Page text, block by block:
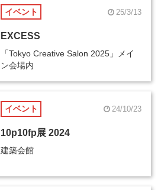
イベント 25/3/13
EXCESS
「Tokyo Creative Salon 2025」メイ
ン会場内
イベント 24/10/23
10p10fp展 2024
建築会館